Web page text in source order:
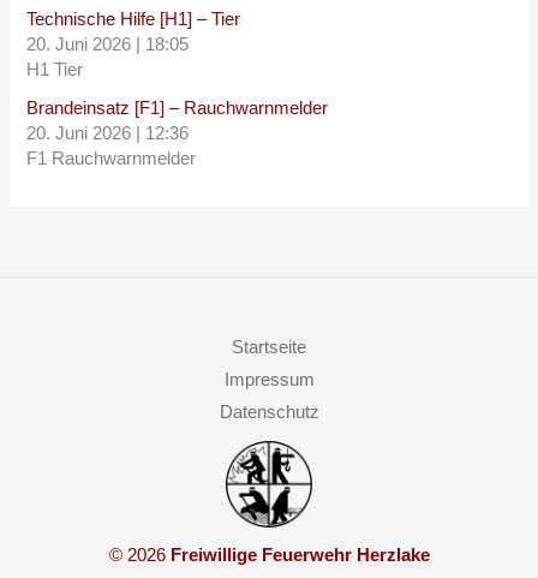
Technische Hilfe [H1] – Tier
20. Juni 2026
18:05
H1 Tier
Brandeinsatz [F1] – Rauchwarnmelder
20. Juni 2026 | 12:36
F1 Rauchwarnmelder
Startseite
Impressum
Datenschutz
© 2026 Freiwillige Feuerwehr Herzlake